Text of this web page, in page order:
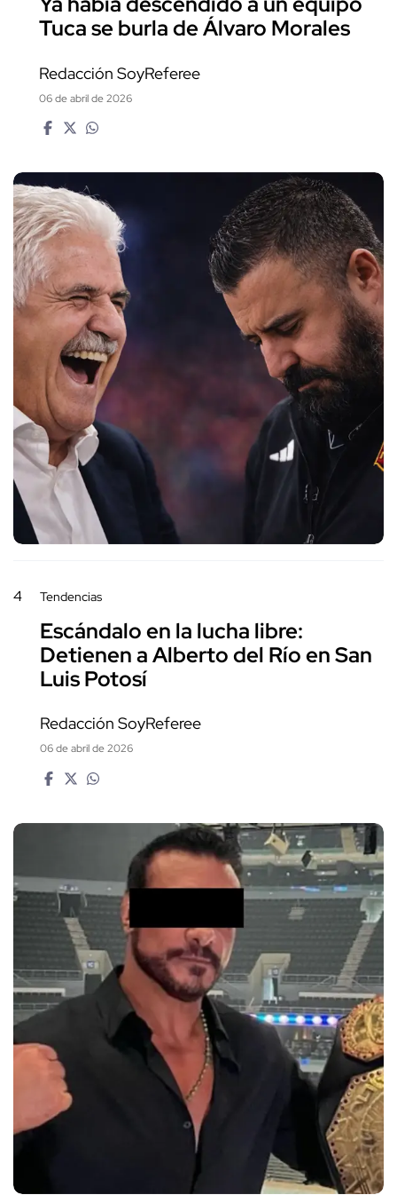
Tuca se burla de Álvaro Morales
Redacción SoyReferee
06 de abril de 2026
4 Tendencias
Escándalo en la lucha libre:
Detienen a Alberto del Río en San
Luis Potosí
Redacción SoyReferee
06 de abril de 2026